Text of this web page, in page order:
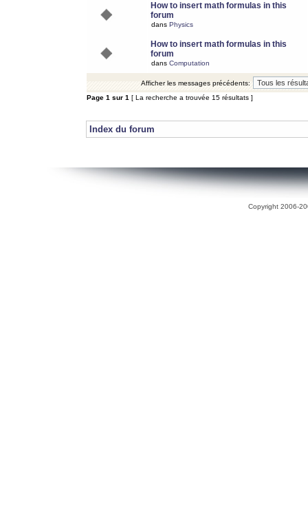
How to insert math formulas in this
forum
dans Physics
How to insert math formulas in this
forum
dans Computation
Afficher les messages précédents:
Page 1 sur 1 [ La recherche a trouvée 15 résultats ]
Index du forum
Copyright 2006-